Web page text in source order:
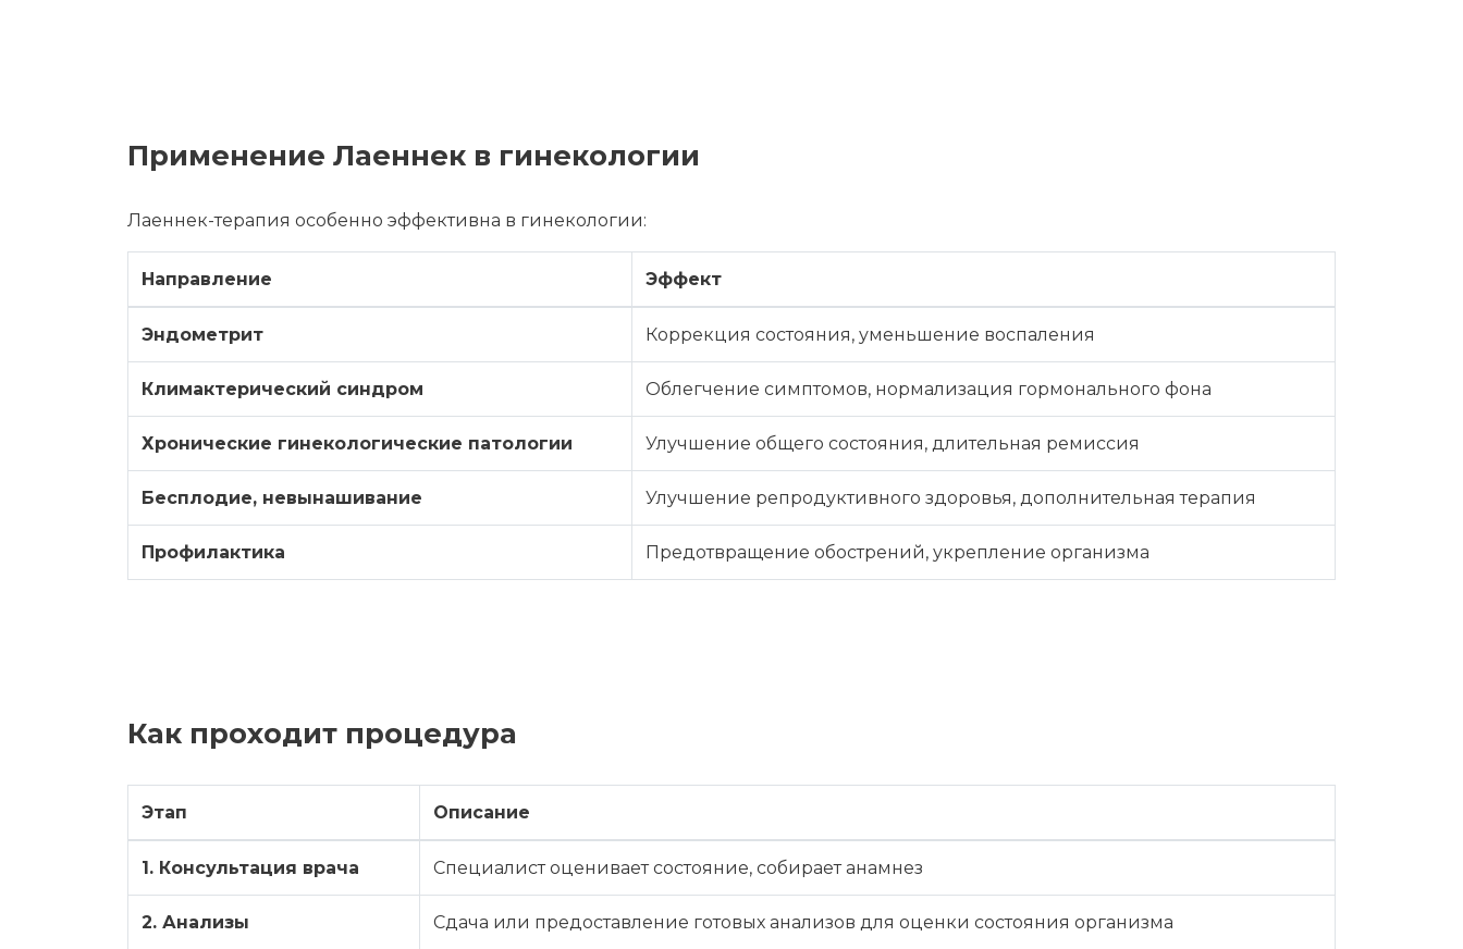
Применение Лаеннек в гинекологии
Лаеннек-терапия особенно эффективна в гинекологии:
Направление Эффект
Эндометрит Коррекция состояния, уменьшение воспаления
Климактерический синдром Облегчение симптомов, нормализация гормонального фона
Хронические гинекологические патологии Улучшение общего состояния, длительная ремиссия
Бесплодие, невынашивание Улучшение репродуктивного здоровья, дополнительная терапия
Профилактика Предотвращение обострений, укрепление организма
Как проходит процедура
Этап Описание
1. Консультация врача Специалист оценивает состояние, собирает анамнез
2. Анализы Сдача или предоставление готовых анализов для оценки состояния организма